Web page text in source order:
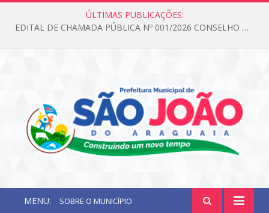
ÚLTIMAS PUBLICAÇÕES:
EDITAL DE CHAMADA PÚBLICA Nº 001/2026 CONSELHO DOS DIREITOS DA CRIANÇA E DO ADOLESCENTE
MENU: SOBRE O MUNICÍPIO